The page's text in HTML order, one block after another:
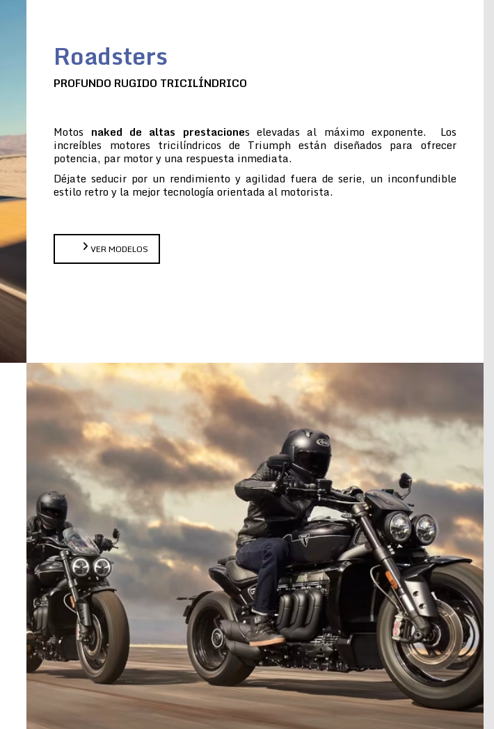
Roadsters
PROFUNDO RUGIDO TRICILÍNDRICO
Motos naked de altas prestaciones elevadas al máximo exponente. Los
increíbles motores tricilíndricos de Triumph están diseñados para ofrecer
potencia, par motor y una respuesta inmediata.
Déjate seducir por un rendimiento y agilidad fuera de serie, un inconfundible
estilo retro y la mejor tecnología orientada al motorista.
VER MODELOS